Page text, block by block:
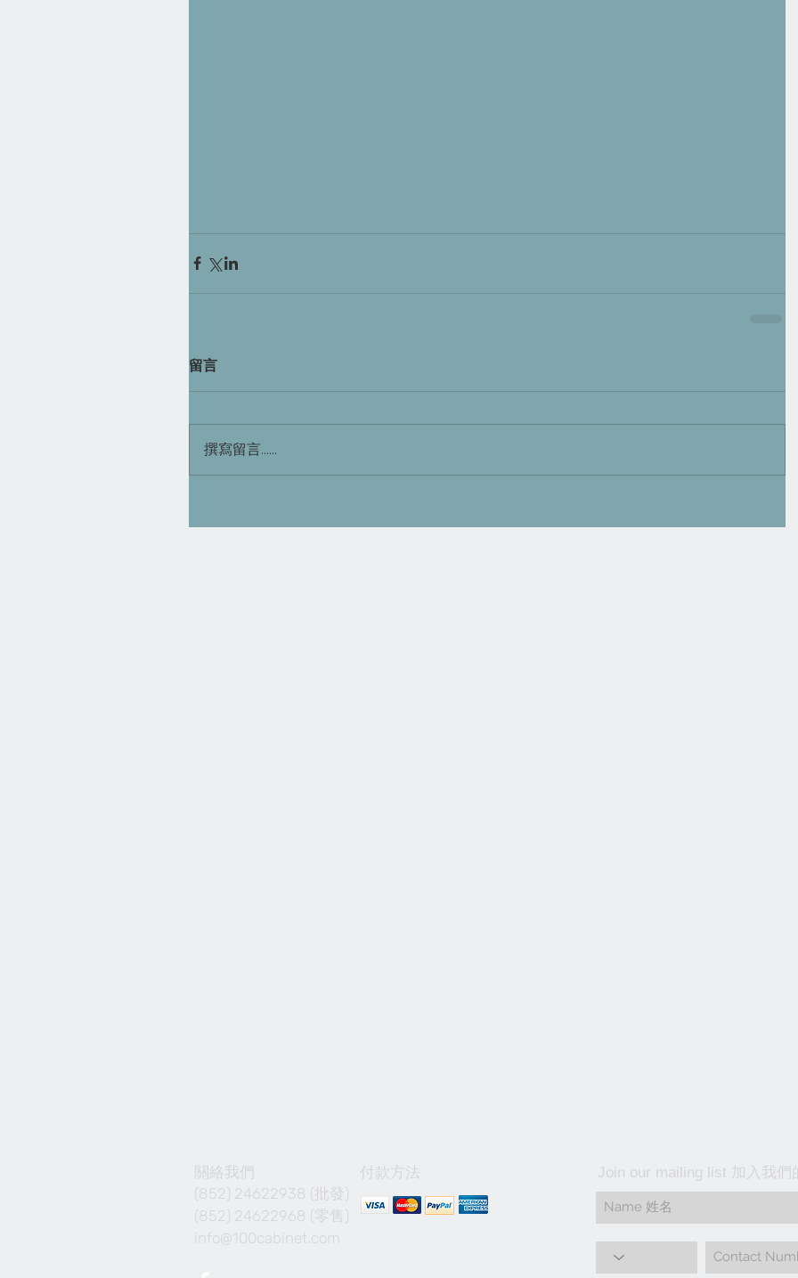
留言
撰寫留言......
關絡我們
(852) 24622938 (批發)
(852) 24622968 (零售)
info@100cabinet.com
付款方法 Join our mailing list 加入我們